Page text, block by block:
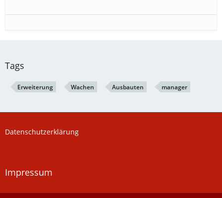
Tags
Erweiterung Wachen Ausbauten manager
Datenschutzerklärung
Impressum